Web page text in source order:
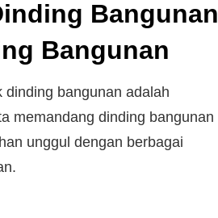
Bangunan
Bangunan
bangunan adalah
memandang dinding bangunan
unggul dengan berbagai